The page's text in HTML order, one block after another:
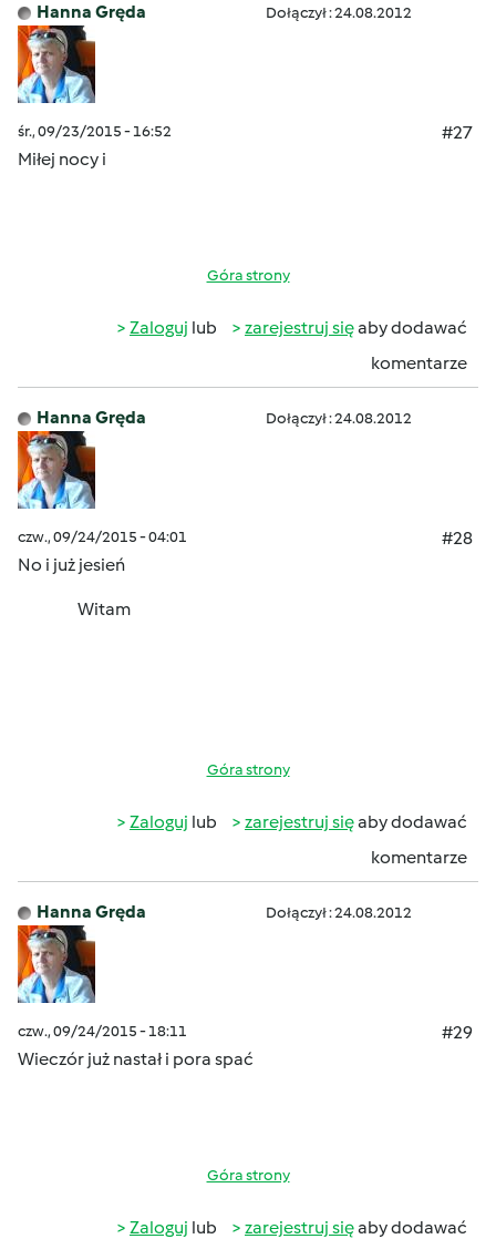
Hanna Gręda Dołączył : 24.08.2012
śr., 09/23/2015 - 16:52
#27
Miłej nocy i
Góra strony
Zaloguj lub zarejestruj sięaby dodawać
komentarze
Hanna Gręda Dołączył : 24.08.2012
czw., 09/24/2015 - 04:01
#28
No i już jesień
Witam
Góra strony
Zaloguj lub zarejestruj sięaby dodawać
komentarze
Hanna Gręda Dołączył : 24.08.2012
czw., 09/24/2015 - 18:11
#29
Wieczór już nastał i pora spać
Góra strony
Zaloguj lub zarejestruj sięaby dodawać